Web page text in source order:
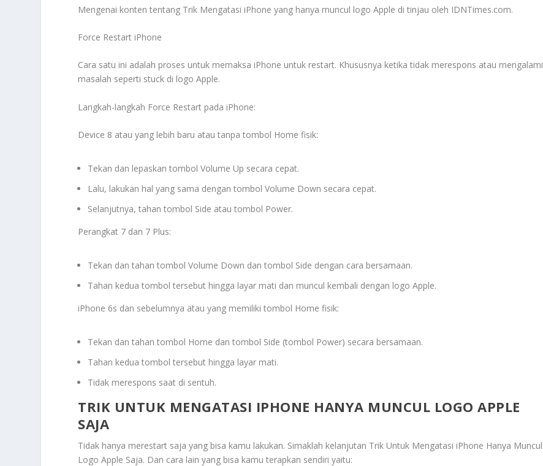
Mengenai konten tentang Trik Mengatasi iPhone yang hanya muncul logo Apple di tinjau oleh IDNTimes.com.
Force Restart iPhone
Cara satu ini adalah proses untuk memaksa iPhone untuk restart. Khususnya ketika tidak merespons atau mengalami
masalah seperti stuck di logo Apple.
Langkah-langkah Force Restart pada iPhone:
Device 8 atau yang lebih baru atau tanpa tombol Home fisik:
Tekan dan lepaskan tombol Volume Up secara cepat.
Lalu, lakukan hal yang sama dengan tombol Volume Down secara cepat.
Selanjutnya, tahan tombol Side atau tombol Power.
Perangkat 7 dan 7 Plus:
Tekan dan tahan tombol Volume Down dan tombol Side dengan cara bersamaan.
Tahan kedua tombol tersebut hingga layar mati dan muncul kembali dengan logo Apple.
iPhone 6s dan sebelumnya atau yang memiliki tombol Home fisik:
Tekan dan tahan tombol Home dan tombol Side (tombol Power) secara bersamaan.
Tahan kedua tombol tersebut hingga layar mati.
Tidak merespons saat di sentuh.
TRIK UNTUK MENGATASI IPHONE HANYA MUNCUL LOGO APPLE
SAJA
Tidak hanya merestart saja yang bisa kamu lakukan. Simaklah kelanjutan Trik Untuk Mengatasi iPhone Hanya Muncul
Logo Apple Saja. Dan cara lain yang bisa kamu terapkan sendiri yaitu: